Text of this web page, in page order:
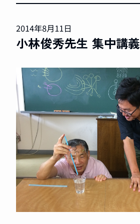
2014年8月11日
小林俊秀先生 集中講義